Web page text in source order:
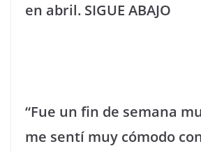
en abril. SIGUE ABAJO
“Fue un fin de semana
me sentí muy cómodo